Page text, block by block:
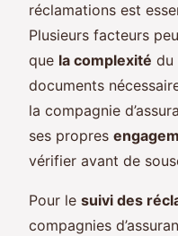
réclamations est
Plusieurs facteurs
que la complexité du
documents
la compagnie
ses propres
vérifier avant de
Pour le suivi des
compagnies